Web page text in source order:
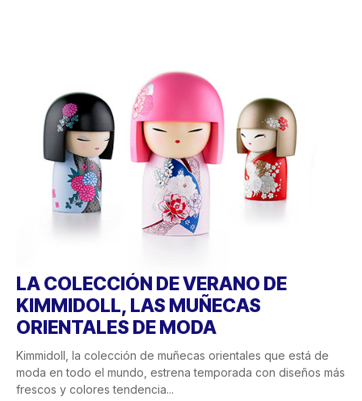
LA COLECCIÓN DE VERANO DE
KIMMIDOLL, LAS MUÑECAS
ORIENTALES DE MODA
Kimmidoll, la colección de muñecas orientales que está de
moda en todo el mundo, estrena temporada con diseños más
frescos y colores tendencia...